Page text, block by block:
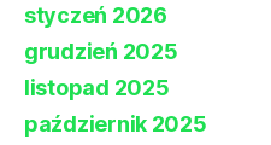
styczeń 2026
grudzień 2025
listopad 2025
październik 2025